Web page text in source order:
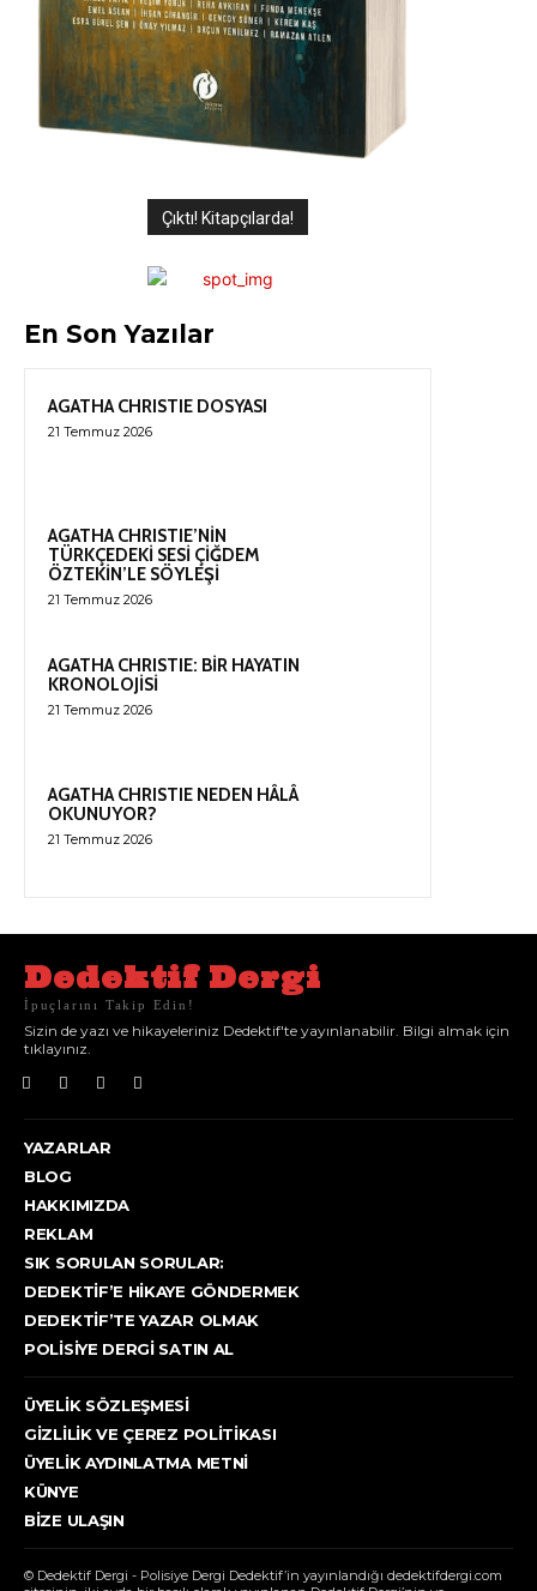
Çıktı! Kitapçılarda!
En Son Yazılar
AGATHA CHRISTIE DOSYASI
21 Temmuz 2026
AGATHA CHRISTIE’NİN
TÜRKÇEDEKİ SESİ ÇİĞDEM
ÖZTEKİN’LE SÖYLEŞİ
21 Temmuz 2026
AGATHA CHRISTIE: BİR HAYATIN
KRONOLOJİSİ
21 Temmuz 2026
AGATHA CHRISTIE NEDEN HÂLÂ
OKUNUYOR?
21 Temmuz 2026
Dedektif Dergi
İpuçlarını Takip Edin!
Sizin de yazı ve hikayeleriniz Dedektif'te yayınlanabilir. Bilgi almak için
tıklayınız.
YAZARLAR
BLOG
HAKKIMIZDA
REKLAM
SIK SORULAN SORULAR:
DEDEKTIF’E HIKAYE GÖNDERMEK
DEDEKTIF’TE YAZAR OLMAK
POLISIYE DERGI SATIN AL
ÜYELIK SÖZLEŞMESI
GIZLILIK VE ÇEREZ POLITIKASI
ÜYELIK AYDINLATMA METNI
KÜNYE
BIZE ULAŞIN
© Dedektif Dergi - Polisiye Dergi Dedektif’in yayınlandığı dedektifdergi.com